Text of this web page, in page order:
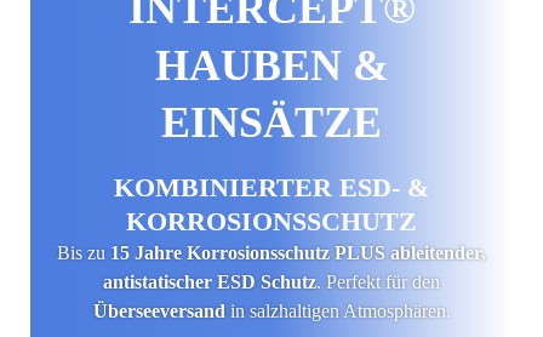
HAUBEN &
EINSÄTZE
KOMBINIERTER ESD- &
KORROSIONS­SCHUTZ
Bis zu 15 Jahre Korrosions­schutz PLUS ableitender,
antistatischer ESD Schutz. Perfekt für den
Überseeversand in salzhaltigen Atmosphären.